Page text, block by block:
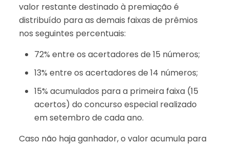
valor restante destinado à premiação é
distribuído para as demais faixas de prêmios
nos seguintes percentuais:
72% entre os acertadores de 15 números;
13% entre os acertadores de 14 números;
15% acumulados para a primeira faixa (15
acertos) do concurso especial realizado
em setembro de cada ano.
Caso não haja ganhador, o valor acumula para